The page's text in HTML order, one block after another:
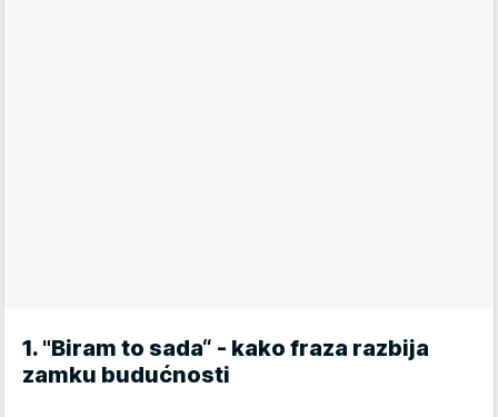
1. "Biram to sada“ - kako fraza razbija
zamku budućnosti